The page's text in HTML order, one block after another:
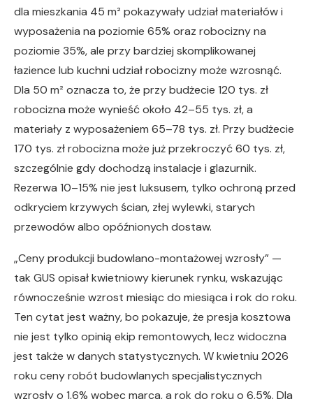
dla mieszkania 45 m² pokazywały udział materiałów i
wyposażenia na poziomie 65% oraz robocizny na
poziomie 35%, ale przy bardziej skomplikowanej
łazience lub kuchni udział robocizny może wzrosnąć.
Dla 50 m² oznacza to, że przy budżecie 120 tys. zł
robocizna może wynieść około 42–55 tys. zł, a
materiały z wyposażeniem 65–78 tys. zł. Przy budżecie
170 tys. zł robocizna może już przekroczyć 60 tys. zł,
szczególnie gdy dochodzą instalacje i glazurnik.
Rezerwa 10–15% nie jest luksusem, tylko ochroną przed
odkryciem krzywych ścian, złej wylewki, starych
przewodów albo opóźnionych dostaw.
„Ceny produkcji budowlano-montażowej wzrosły” —
tak GUS opisał kwietniowy kierunek rynku, wskazując
równocześnie wzrost miesiąc do miesiąca i rok do roku.
Ten cytat jest ważny, bo pokazuje, że presja kosztowa
nie jest tylko opinią ekip remontowych, lecz widoczna
jest także w danych statystycznych. W kwietniu 2026
roku ceny robót budowlanych specjalistycznych
wzrosły o 1,6% wobec marca, a rok do roku o 6,5%. Dla